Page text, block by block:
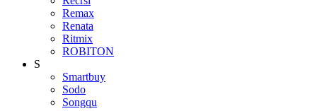
Remax
Renata
Ritmix
ROBITON
S
Smartbuy
Sodo
Songqu